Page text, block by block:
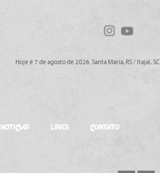
Hoje é 7 de agosto de 2026. Santa Maria, RS / Itajaí, SC
NOTICIAS LINKS CONTATO